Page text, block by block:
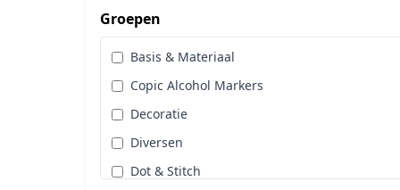
Groepen
Basis & Materiaal
Copic Alcohol Markers
Decoratie
Diversen
Dot & Stitch